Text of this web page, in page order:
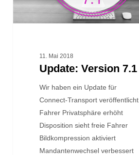
11. Mai 2018
Update: Version 7.1
Wir haben ein Update für
Connect-Transport veröffentlicht.
Fahrer Privatsphäre erhöht
Disposition sieht freie Fahrer
Bildkompression aktiviert
Mandantenwechsel verbessert